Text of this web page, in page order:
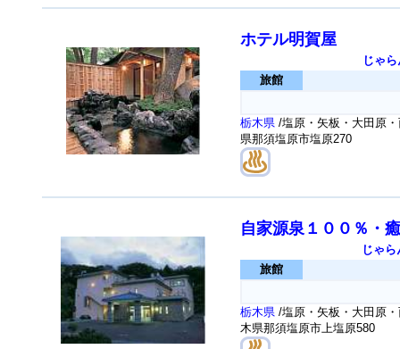
ホテル明賀屋
じゃ
旅館
栃木県 /塩原・矢板・大田原
県那須塩原市塩原270
自家源泉１００％・
じゃら
旅館
栃木県 /塩原・矢板・大田原
木県那須塩原市上塩原580